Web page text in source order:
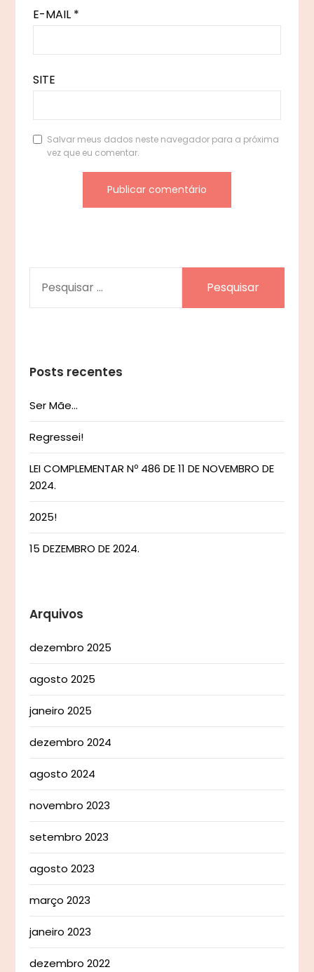
E-MAIL *
SITE
Salvar meus dados neste navegador para a próxima
vez que eu comentar.
POR:
Posts recentes
Ser Mãe…
Regressei!
LEI COMPLEMENTAR Nº 486 DE 11 DE NOVEMBRO DE
2024.
2025!
15 DEZEMBRO DE 2024.
Arquivos
dezembro 2025
agosto 2025
janeiro 2025
dezembro 2024
agosto 2024
novembro 2023
setembro 2023
agosto 2023
março 2023
janeiro 2023
dezembro 2022